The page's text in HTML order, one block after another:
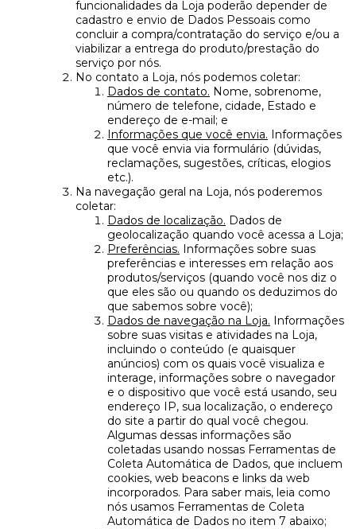
funcionalidades da Loja poderão depender de
cadastro e envio de Dados Pessoais como
concluir a compra/contratação do serviço e/ou a
viabilizar a entrega do produto/prestação do
serviço por nós.
No contato a Loja, nós podemos coletar:
Dados de contato. Nome, sobrenome,
número de telefone, cidade, Estado e
endereço de e-mail; e
Informações que você envia. Informações
que você envia via formulário (dúvidas,
reclamações, sugestões, críticas, elogios
etc.).
Na navegação geral na Loja, nós poderemos
coletar:
Dados de localização. Dados de
geolocalização quando você acessa a Loja;
Preferências. Informações sobre suas
preferências e interesses em relação aos
produtos/serviços (quando você nos diz o
que eles são ou quando os deduzimos do
que sabemos sobre você);
Dados de navegação na Loja. Informações
sobre suas visitas e atividades na Loja,
incluindo o conteúdo (e quaisquer
anúncios) com os quais você visualiza e
interage, informações sobre o navegador
e o dispositivo que você está usando, seu
endereço IP, sua localização, o endereço
do site a partir do qual você chegou.
Algumas dessas informações são
coletadas usando nossas Ferramentas de
Coleta Automática de Dados, que incluem
cookies, web beacons e links da web
incorporados. Para saber mais, leia como
nós usamos Ferramentas de Coleta
Automática de Dados no item 7 abaixo;